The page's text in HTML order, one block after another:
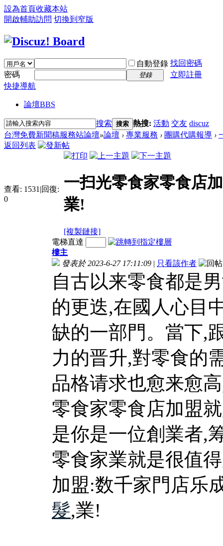
設為首頁收藏本站
開啟輔助訪問 切換到窄版
自動登錄 找回密碼
密碼
登錄
立即註冊
快捷導航
論壇BBS
搜索 搜索 熱搜: 活動 交友 discuz
台灣免費新聞稿服務站論壇»論壇 › 專業服務 › 團購代購報導 ›
返回列表
查看: 1531 |回復:
0
一扫光零食家零食店
業!
[複製鏈接]
電梯直達
樓主
發表於 2023-6-27 17:11:09 | 只看該作者
自古以来零食都是
的更迭,在國人心目
缺的一部門。當下,
力的晋升,對零食的
品格请求也愈来愈
零食家零食店加盟
是你是一位創業者,
零食家業就是很值
加盟:数千家門店乐
髮,業!